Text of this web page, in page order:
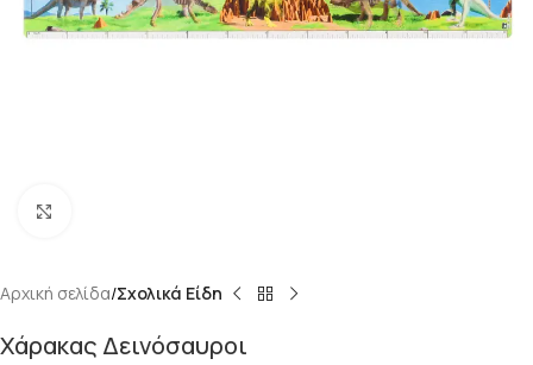
Αρχική σελίδα Σχολικά Είδη
Χάρακας Δεινόσαυροι